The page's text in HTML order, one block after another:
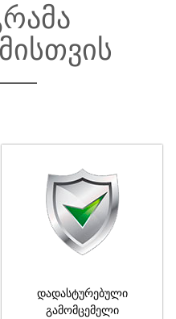
დადასტურებული
გამომცემელი